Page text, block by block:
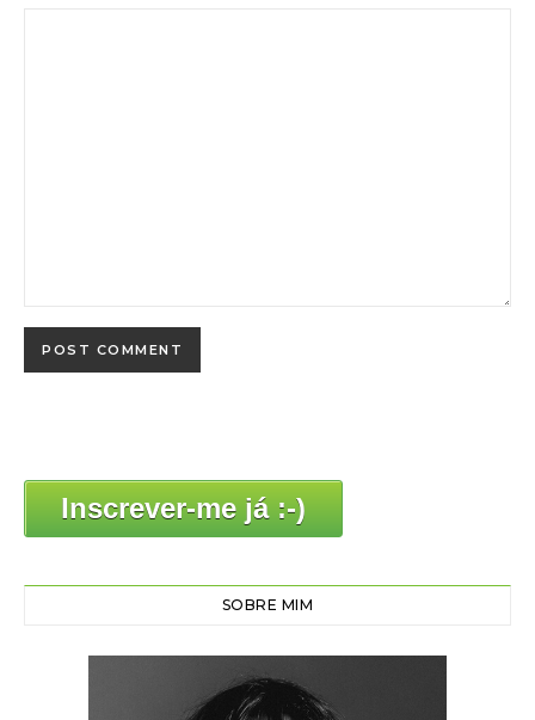
Inscrever-me já :-)
SOBRE MIM